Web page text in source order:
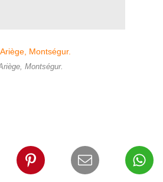
Montségur.